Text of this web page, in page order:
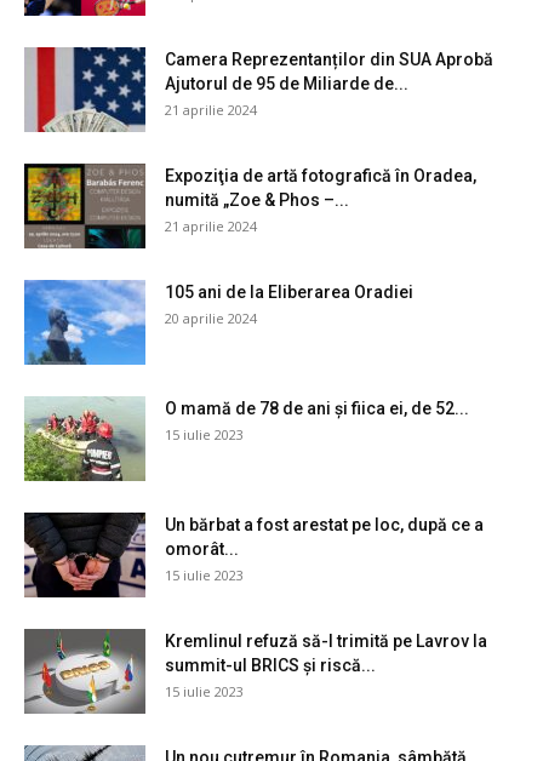
Camera Reprezentanților din SUA Aprobă
Ajutorul de 95 de Miliarde de...
21 aprilie 2024
Expoziţia de artă fotografică în Oradea,
numită „Zoe & Phos –...
21 aprilie 2024
105 ani de la Eliberarea Oradiei
20 aprilie 2024
O mamă de 78 de ani și fiica ei, de 52...
15 iulie 2023
Un bărbat a fost arestat pe loc, după ce a
omorât...
15 iulie 2023
Kremlinul refuză să-l trimită pe Lavrov la
summit-ul BRICS și riscă...
15 iulie 2023
Un nou cutremur în Romania, sâmbătă